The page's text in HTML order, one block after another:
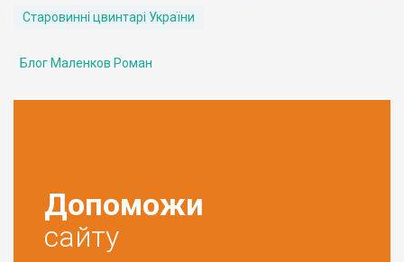
Старовинні цвинтарі України
Блог Маленков Роман
Допоможи
сайту